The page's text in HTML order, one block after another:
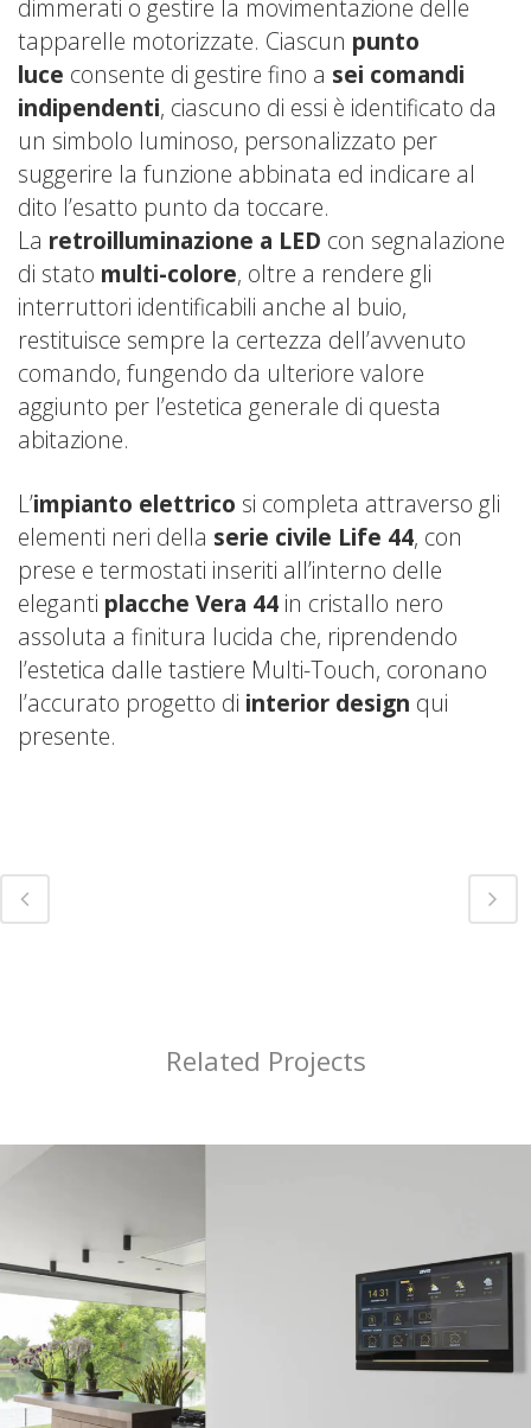
dimmerati o gestire la movimentazione delle
tapparelle motorizzate. Ciascun punto
luce consente di gestire fino a sei comandi
indipendenti, ciascuno di essi è identificato da
un simbolo luminoso, personalizzato per
suggerire la funzione abbinata ed indicare al
dito l’esatto punto da toccare.
La retroilluminazione a LED con segnalazione
di stato multi-colore, oltre a rendere gli
interruttori identificabili anche al buio,
restituisce sempre la certezza dell’avvenuto
comando, fungendo da ulteriore valore
aggiunto per l’estetica generale di questa
abitazione.
L’impianto elettrico si completa attraverso gli
elementi neri della serie civile Life 44, con
prese e termostati inseriti all’interno delle
eleganti placche Vera 44 in cristallo nero
assoluta a finitura lucida che, riprendendo
l’estetica dalle tastiere Multi-Touch, coronano
l’accurato progetto di interior design qui
presente.
Related Projects